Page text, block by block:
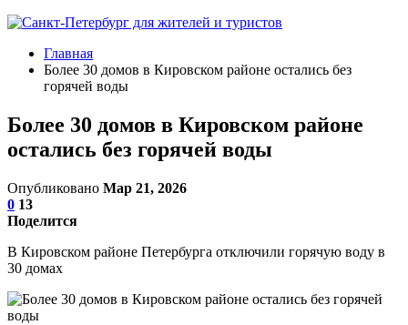
Главная
Более 30 домов в Кировском районе остались без
горячей воды
Более 30 домов в Кировском районе
остались без горячей воды
Опубликовано Мар 21, 2026
0 13
Поделится
В Кировском районе Петербурга отключили горячую воду в
30 домах